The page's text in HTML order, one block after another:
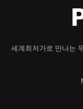
세계최저가로 만나는